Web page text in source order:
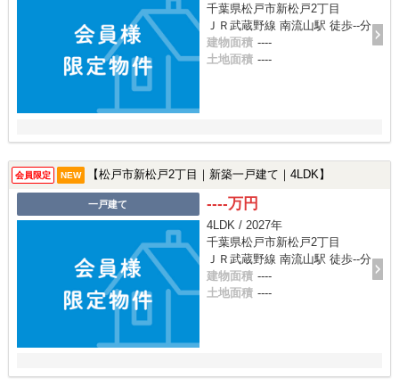
千葉県松戸市新松戸2丁目
ＪＲ武蔵野線 南流山駅 徒歩--分
建物面積 ----
土地面積 ----
会員限定 NEW 【松戸市新松戸2丁目｜新築一戸建て｜4LDK】
一戸建て ----万円
4LDK / 2027年
千葉県松戸市新松戸2丁目
ＪＲ武蔵野線 南流山駅 徒歩--分
建物面積 ----
土地面積 ----